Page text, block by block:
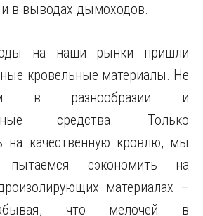
и в выводах дымоходов.
на наши рынки пришли
кровельные материалы. Не
в разнообразии и
средства. Только
на качественную кровлю, мы
пытаемся сэкономить на
материалах –
что мелочей в